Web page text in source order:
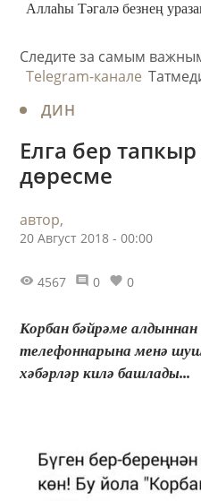
Аллаһы Тәгалә безнең
Следите за самым
Telegram-канале
ДИН
Елга бер
дөресме
автор,
20 Август 2018 - 00:00
4567 0 0
Корбан бәйрәме
телефоннарына менә
хәбәрләр килә башлады...